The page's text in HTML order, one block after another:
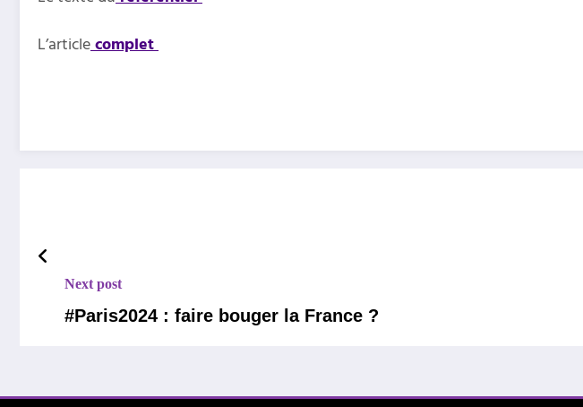
L’articlecomplet
Next post
#Paris2024 : faire bouger la France ?